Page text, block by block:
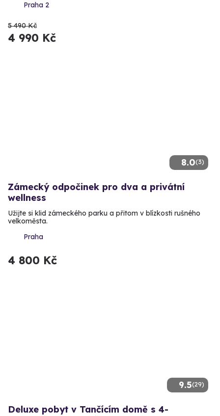
Praha 2
5 490 Kč
4 990 Kč
8.0(3)
Zámecký odpočinek pro dva a privátní
wellness
Užijte si klid zámeckého parku a přitom v blízkosti rušného
velkoměsta.
Praha
4 800 Kč
9.5(29)
Deluxe pobyt v Tančícím domě s 4-